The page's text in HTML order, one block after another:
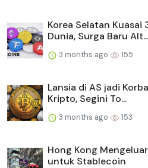
Korea Selatan Kuasai
Dunia, Surga Baru Alt...
3 months ago 155
Lansia di AS jadi
Kripto, Segini To...
3 months ago 153
Hong Kong
untuk Stablecoin